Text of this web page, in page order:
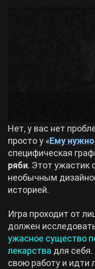
Нет, у вас нет
просто у «Ему
специфическая
ряби. Этот ужастик
необычным
историей.
Игра проходит от
должен
ужасное существо
лекарства для
свою работу и идти